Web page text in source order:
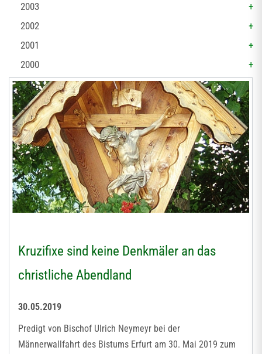
2003
2002
2001
2000
Kruzifixe sind keine Denkmäler an das
christliche Abendland
30.05.2019
Predigt von Bischof Ulrich Neymeyr bei der
Männerwallfahrt des Bistums Erfurt am 30. Mai 2019 zum